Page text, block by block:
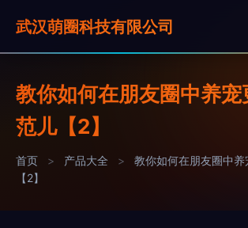
武汉萌圈科技有限公司
教你如何在朋友圈中养宠
范儿【2】
首页 > 产品大全 >
教你如何在朋友圈中
【2】